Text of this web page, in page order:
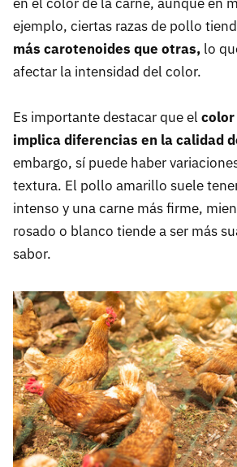
ejemplo, ciertas razas de pollo
más carotenoides que otras, lo
afectar la intensidad del color.
Es importante destacar que el color
implica diferencias en la calidad
embargo, sí puede haber
textura. El pollo amarillo suele
intenso y una carne más firme,
rosado o blanco tiende a ser más
sabor.